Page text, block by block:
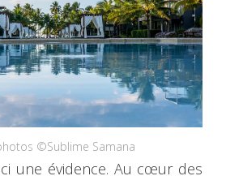
©Sublime Samana
une évidence. Au cœur des